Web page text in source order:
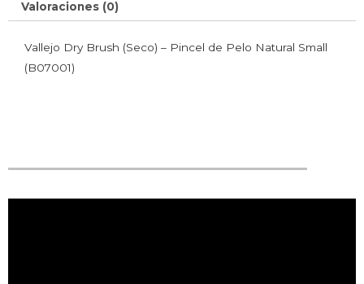
Valoraciones (0)
Vallejo Dry Brush (Seco) – Pincel de Pelo Natural Small
(B07001)